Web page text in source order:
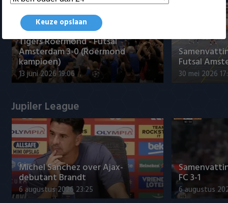
Tigers Roermond - Futsal
Amsterdam 3-0 (Roermond
kampioen)
13 juni 2026 19:06
Futsal
30 mei 2026
Jupiler League
Míchel Sanchez over Ajax-
debutant Brandt
6 augustus 2026 23:25
FC 3-1
6 augustus
Keuze opslaan